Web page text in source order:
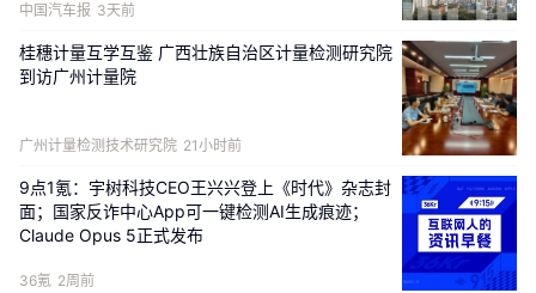
市企业，以汽车零部件为根基，战略布局商业航
天与人形机器人两大增长曲线。通过自研+并购，
隆盛科技掌握了谐波减速器、一体化关节、灵巧
手、视触觉传感器等人形机器人核心部件技术，
其自研“兰森”系列人形机器人也已实现工业场景试
运行，具备从核心部件到整机的全链条制造与量
产能力。
而极佳视界，以 GigaWorld 世界模型、
中国汽车报 3天前
桂穗计量互学互鉴 广西壮族自治区计量检测研究院
到访广州计量院
广州计量检测技术研究院 21小时前
9点1氪：宇树科技CEO王兴兴登上《时代》杂志封
面；国家反诈中心App可一键检测AI生成痕迹；
Claude Opus 5正式发布
36氪 2周前